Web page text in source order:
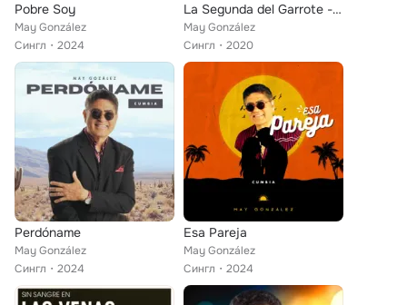
Pobre Soy
May González
Сингл
2024
La Segunda del Garrote - Single
May González
Сингл
2020
Perdóname
May González
Сингл
2024
Esa Pareja
May González
Сингл
2024